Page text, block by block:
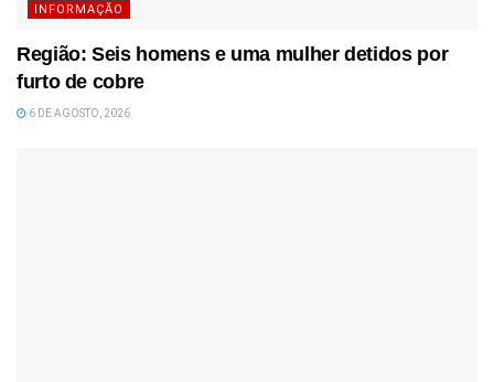
INFORMAÇÃO
Região: Seis homens e uma mulher detidos por
furto de cobre
6 DE AGOSTO, 2026